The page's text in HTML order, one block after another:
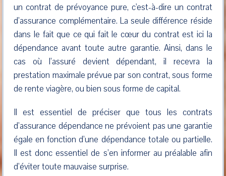
un contrat de prévoyance pure, c'est-à-dire un contrat
d’assurance complémentaire. La seule différence réside
dans le fait que ce qui fait le cœur du contrat est ici la
dépendance avant toute autre garantie. Ainsi, dans le
cas où l’assuré devient dépendant, il recevra la
prestation maximale prévue par son contrat, sous forme
de rente viagère, ou bien sous forme de capital.
Il est essentiel de préciser que tous les contrats
d’assurance dépendance ne prévoient pas une garantie
égale en fonction d’une dépendance totale ou partielle.
Il est donc essentiel de s’en informer au préalable afin
d’éviter toute mauvaise surprise.